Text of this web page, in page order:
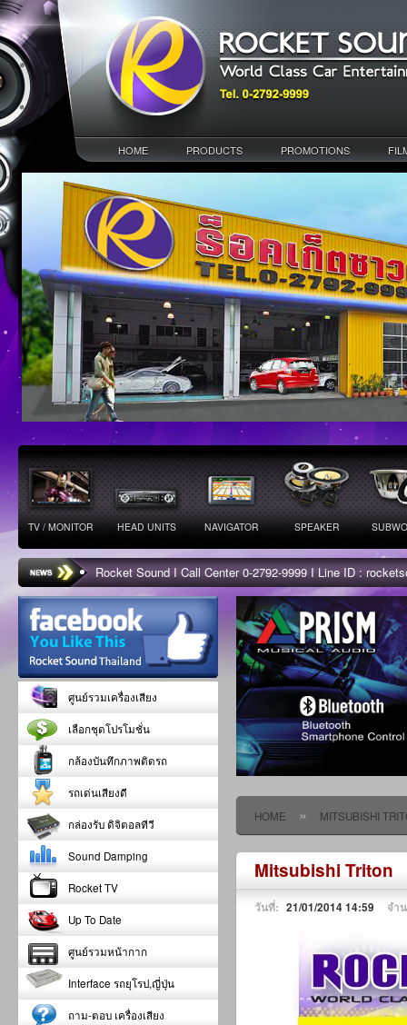
HOME PRODUCTS PROMOTIONS
TV / MONITOR HEAD UNITS NAVIGATOR SPEAKER
Rocket Sound I Call Center 0-2792-9999 I Line ID :
HOME » MITSUBISHI
Mitsubishi Triton
วันที่: 21/01/2014 14:59 จำ
ศูนย์รวมเครื่องเสียง
เลือกชุดโปรโมชั่น
กล้องบันทึกภาพติดรถ
รถเด่นเสียงดี
กล่องรับ ดิจิตอลทีวี
Sound Damping
Rocket TV
Up To Date
ศูนย์รวมหน้ากาก
Interface รถยุโรป,ญี่ปุ่น
ถาม-ตอบ เครื่องเสียง